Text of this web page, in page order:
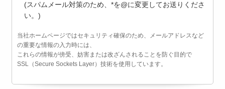
(スパムメール対策のため、*を@に変更してお送りくださ
い。)
当社ホームページではセキュリティ確保のため、メールアドレスなど
の重要な情報の入力時には、
これらの情報が傍受、妨害または改ざんされることを防ぐ目的で
SSL（Secure Sockets Layer）技術を使用しています。